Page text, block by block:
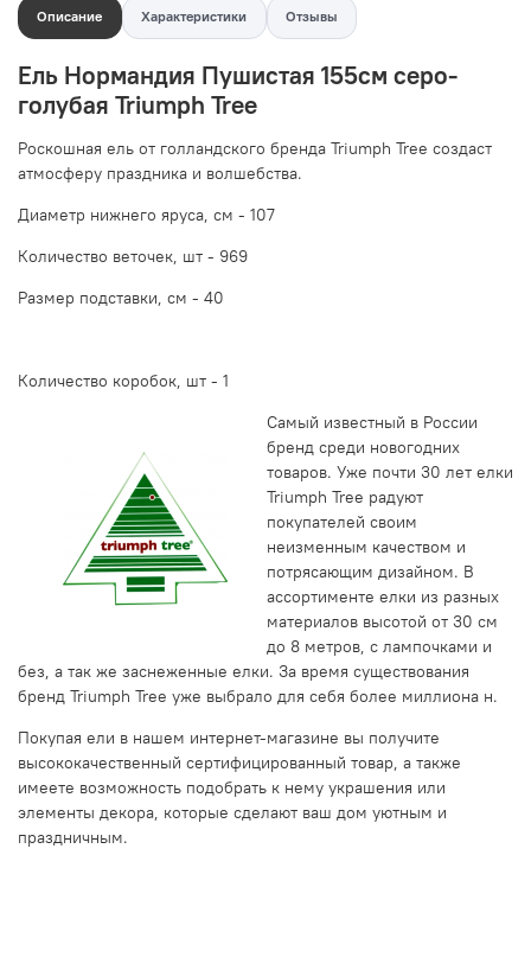
Описание Характеристики Отзывы
Ель Нормандия Пушистая 155см серо-
голубая Triumph Tree
Роскошная ель от голландского бренда Triumph Tree создаст
атмосферу праздника и волшебства.
Диаметр нижнего яруса, см - 107
Количество веточек, шт - 969
Размер подставки, см - 40
Количество коробок, шт - 1
Самый известный в России
бренд среди новогодних
товаров. Уже почти 30 лет елки
Triumph Tree радуют
покупателей своим
неизменным качеством и
потрясающим дизайном. В
ассортименте елки из разных
материалов высотой от 30 см
до 8 метров, с лампочками и
без, а так же заснеженные елки. За время существования
бренд Triumph Tree уже выбрало для себя более миллиона н.
Покупая ели в нашем интернет-магазине вы получите
высококачественный сертифицированный товар, а также
имеете возможность подобрать к нему украшения или
элементы декора, которые сделают ваш дом уютным и
праздничным.